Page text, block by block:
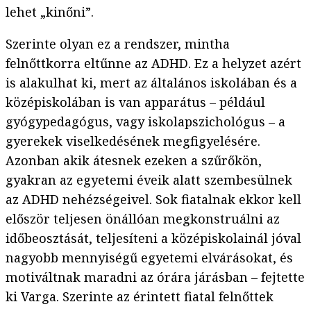
lehet „kinőni”.
Szerinte olyan ez a rendszer, mintha
felnőttkorra eltűnne az ADHD. Ez a helyzet azért
is alakulhat ki, mert az általános iskolában és a
középiskolában is van apparátus – például
gyógypedagógus, vagy iskolapszichológus – a
gyerekek viselkedésének megfigyelésére.
Azonban akik átesnek ezeken a szűrőkön,
gyakran az egyetemi éveik alatt szembesülnek
az ADHD nehézségeivel. Sok fiatalnak ekkor kell
először teljesen önállóan megkonstruálni az
időbeosztását, teljesíteni a középiskolainál jóval
nagyobb mennyiségű egyetemi elvárásokat, és
motiváltnak maradni az órára járásban – fejtette
ki Varga. Szerinte az érintett fiatal felnőttek